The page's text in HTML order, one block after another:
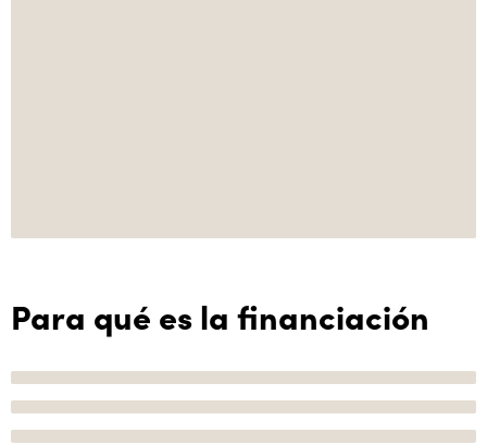
Para qué es la financiación